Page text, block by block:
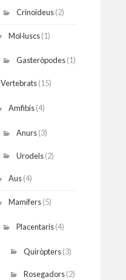
Crinoideus(2)
Mol·luscs(1)
Gasteròpodes(1)
Vertebrats(15)
Amfibis(4)
Anurs(3)
Urodels(2)
Aus(4)
Mamífers(5)
Placentaris(4)
Quiròpters(3)
Rosegadors(2)